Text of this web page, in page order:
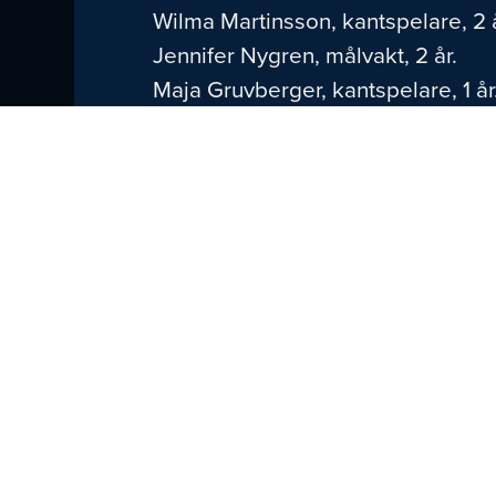
Wilma Martinsson, kantspelare, 2
Jennifer Nygren, målvakt, 2 år.
Maja Gruvberger, kantspelare, 1